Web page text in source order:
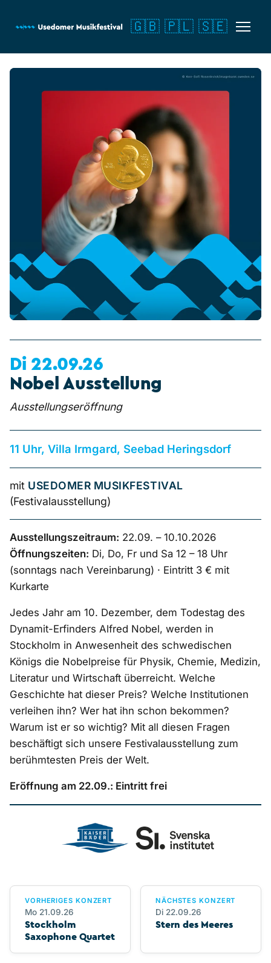
🇬🇧 🇵🇱 🇸🇪
Di 22.09.26
Nobel Ausstellung
Ausstellungseröffnung
11 Uhr, Villa Irmgard, Seebad Heringsdorf
mit USEDOMER MUSIKFESTIVAL
(Festivalausstellung)
Ausstellungszeitraum: 22.09. – 10.10.2026
Öffnungszeiten: Di, Do, Fr und Sa 12 – 18 Uhr
(sonntags nach Vereinbarung) · Eintritt 3 € mit
Kurkarte
Jedes Jahr am 10. Dezember, dem Todestag des
Dynamit-Erfinders Alfred Nobel, werden in
Stockholm in Anwesenheit des schwedischen
Königs die Nobelpreise für Physik, Chemie, Medizin,
Literatur und Wirtschaft überreicht. Welche
Geschichte hat dieser Preis? Welche Institutionen
verleihen ihn? Wer hat ihn schon bekommen?
Warum ist er so wichtig? Mit all diesen Fragen
beschäftigt sich unsere Festivalausstellung zum
berühmtesten Preis der Welt.
Eröffnung am 22.09.: Eintritt frei
VORHERIGES KONZERT
Mo 21.09.26
Stockholm
Saxophone Quartet
NÄCHSTES KONZERT
Di 22.09.26
Stern des Meeres